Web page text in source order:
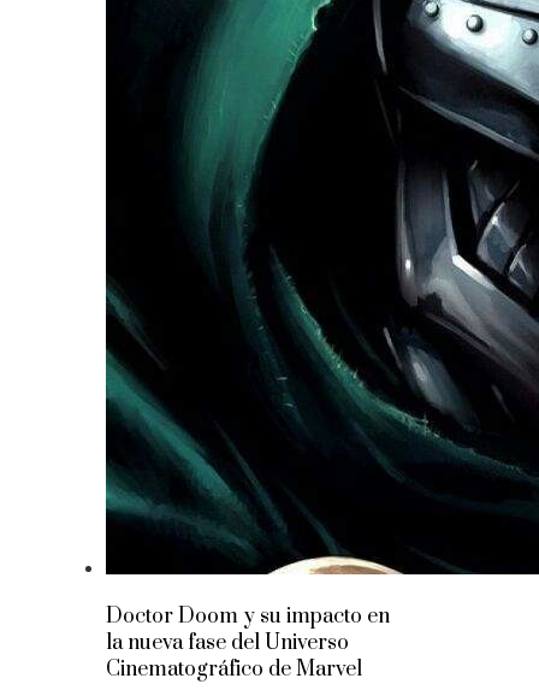
Doctor Doom y su impacto en
la nueva fase del Universo
Cinematográfico de Marvel